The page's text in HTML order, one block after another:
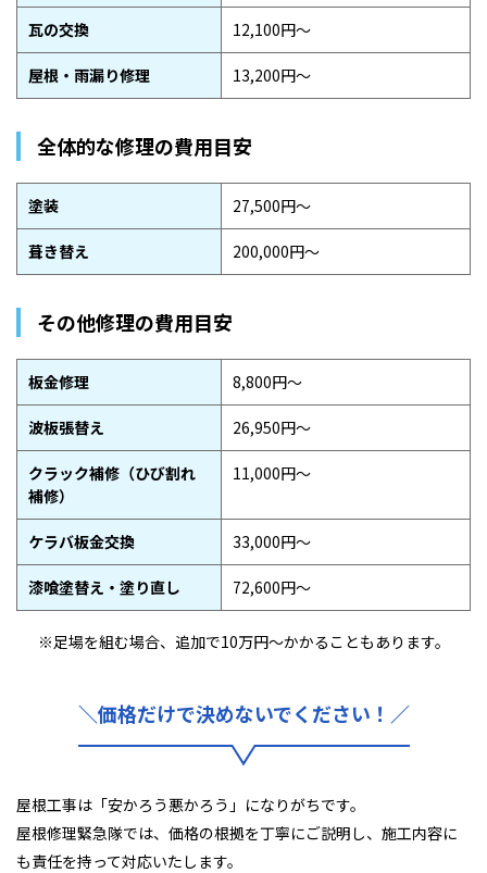
瓦の交換 12,100円〜
屋根・雨漏り修理 13,200円〜
全体的な修理の費用目安
塗装 27,500円〜
葺き替え 200,000円〜
その他修理の費用目安
板金修理 8,800円〜
波板張替え 26,950円〜
クラック補修（ひび割れ
補修）
11,000円〜
ケラバ板金交換 33,000円〜
漆喰塗替え・塗り直し 72,600円〜
※足場を組む場合、追加で10万円〜かかることもあります。
＼価格だけで決めないでください！／
屋根工事は「安かろう悪かろう」になりがちです。
屋根修理緊急隊では、価格の根拠を丁寧にご説明し、施工内容に
も責任を持って対応いたします。